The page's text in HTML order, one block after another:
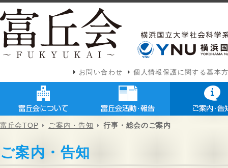
お問い合わせ 個人情報保護に関する基本
富丘会TOP ご案内・告知 行事・総会のご案内
ご案内・告知